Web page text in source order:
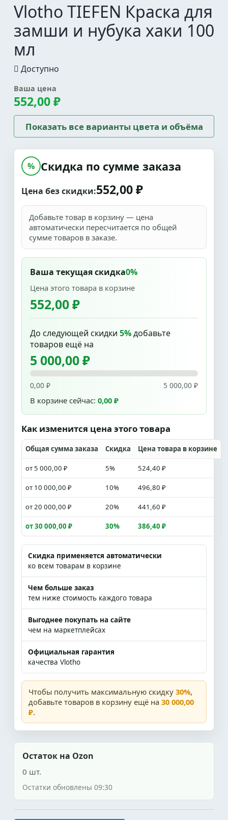
Vlotho TIEFEN Краска для
замши и нубука хаки 100
мл
Доступно
Ваша цена
552,00 ₽
Показать все варианты цвета и объёма
% Скидка по сумме заказа
Цена без скидки:552,00 ₽
Добавьте товар в корзину — цена
автоматически пересчитается по общей
сумме товаров в заказе.
Ваша текущая скидка0%
Цена этого товара в корзине
552,00 ₽
До следующей скидки 5%добавьте
товаров ещё на
5 000,00 ₽
0,00 ₽ 5 000,00 ₽
В корзине сейчас: 0,00 ₽
Как изменится цена этого товара
Общая сумма заказа Скидка Цена товара в корзине
от 5 000,00 ₽ 5% 524,40 ₽
от 10 000,00 ₽ 10% 496,80 ₽
от 20 000,00 ₽ 20% 441,60 ₽
от 30 000,00 ₽ 30% 386,40 ₽
Скидка применяется автоматически
ко всем товарам в корзине
Чем больше заказ
тем ниже стоимость каждого товара
Выгоднее покупать на сайте
чем на маркетплейсах
Официальная гарантия
качества Vlotho
Чтобы получить максимальную скидку 30%,
добавьте товаров в корзину ещё на 30 000,00
₽.
Остаток на Ozon
0 шт.
Остатки обновлены 09:30